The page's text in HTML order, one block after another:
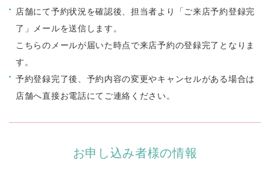
店舗にて予約状況を確認後、担当者より「ご来店予約登録完
了」メールを送信します。
こちらのメールが届いた時点で来店予約の登録完了となりま
す。
予約登録完了後、予約内容の変更やキャンセルがある場合は
店舗へ直接お電話にてご連絡ください。
お申し込み者様の情報